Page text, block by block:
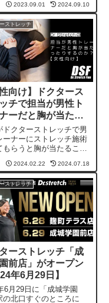
コミなどを調べたので、
しています。
2023.09.01 2024.09.10
ストレッチ
性向け】ドクタース
ッチで担当が男性ト
ーだと胸が当たっ
るのか？
ドクターストレッチで男
ーナーにストレッチ施術
もらうと胸が当たること
イトなどから調べた内容
するとともに、その対策
しています。
2024.02.22 2024.07.18
ストレッチ
ターストレッチ「成
前店」がオープン
年6月29日】
6月29日に「成城学園
の北口すぐのところに